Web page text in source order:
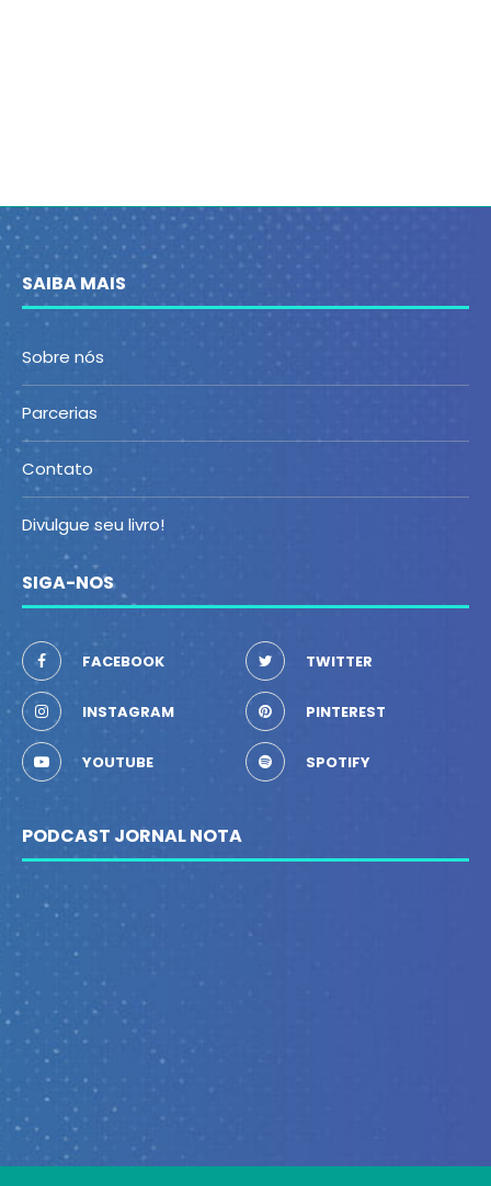
SAIBA MAIS
Sobre nós
Parcerias
Contato
Divulgue seu livro!
SIGA-NOS
FACEBOOK TWITTER
INSTAGRAM PINTEREST
YOUTUBE SPOTIFY
PODCAST JORNAL NOTA